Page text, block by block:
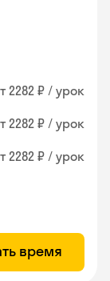
2282 ₽ / урок
2282 ₽ / урок
2282 ₽ / урок
время